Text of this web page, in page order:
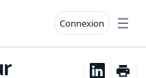
Connexion